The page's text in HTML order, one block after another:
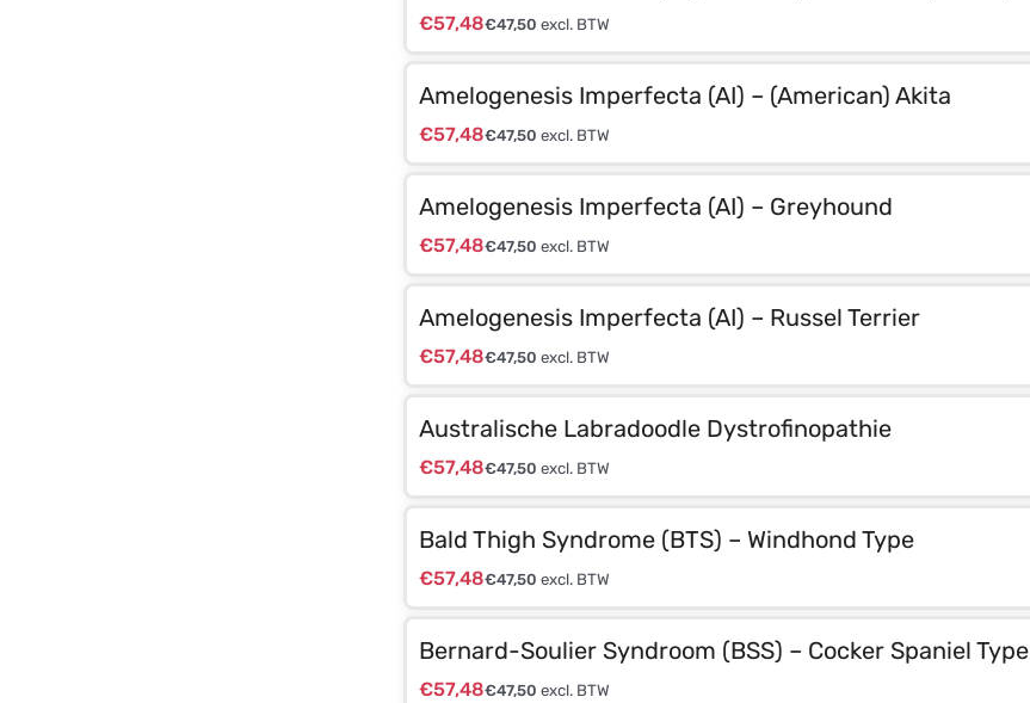
€57,48€47,50 excl. BTW
Amelogenesis Imperfecta (AI) – (American) Akita
€57,48€47,50 excl. BTW
Amelogenesis Imperfecta (AI) – Greyhound
€57,48€47,50 excl. BTW
Amelogenesis Imperfecta (AI) – Russel Terrier
€57,48€47,50 excl. BTW
Australische Labradoodle Dystrofinopathie
€57,48€47,50 excl. BTW
Bald Thigh Syndrome (BTS) – Windhond Type
€57,48€47,50 excl. BTW
Bernard-Soulier Syndroom (BSS) – Cocker Spaniel Type
€57,48€47,50 excl. BTW